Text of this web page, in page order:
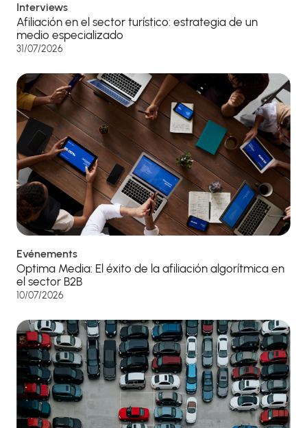
Interviews
Afiliación en el sector turístico: estrategia de un
medio especializado
31/07/2026
Evénements
Optima Media: El éxito de la afiliación algorítmica en
el sector B2B
10/07/2026